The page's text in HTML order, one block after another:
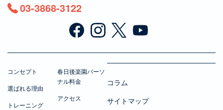
03-3868-3122
コンセプト
選ばれる理由
トレーニング
春日後楽園パーソ
ナル料金
アクセス
コラム
サイトマップ